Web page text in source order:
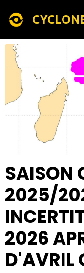
SAISON
2025/
2026
D'AVRIL